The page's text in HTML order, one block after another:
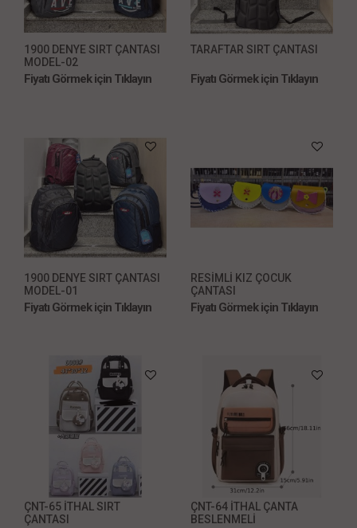
1900 DENYE SIRT ÇANTASI
MODEL-02
Fiyatı Görmek için Tıklayın
TARAFTAR SIRT ÇANTASI
Fiyatı Görmek için Tıklayın
1900 DENYE SIRT ÇANTASI
MODEL-01
Fiyatı Görmek için Tıklayın
RESİMLİ KIZ ÇOCUK
ÇANTASI
Fiyatı Görmek için Tıklayın
ÇNT-65 İTHAL SIRT
ÇANTASI
ÇNT-64 İTHAL ÇANTA
BESLENMELİ